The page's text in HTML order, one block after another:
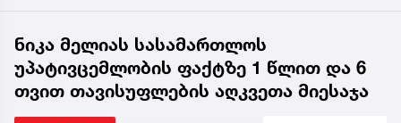
ნიკა მელიას სასამართლოს
უპატივცემლობის ფაქტზე 1 წლით და 6
თვით თავისუფლების აღკვეთა მიესაჯა